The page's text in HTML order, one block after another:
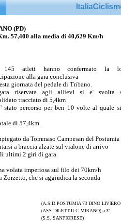
(PD)
57,400 alla media di 40,629 Km/h
145 atleti hanno confermato la
alla gara conclusiva
giornata del pedale di Tribano.
riservata agli allievi si e' svolta
tracciato di 5,4km
stato percorso per ben 10 volte al quale
di 57,4km.
da Tommaso Campesan del Postumia
a braccia alzate sul vialone di arrivo
ultimi 2 giri di gara.
volata imperiosa sul filo dei 70km/h
che si aggiudica la seconda
(A.S.D.POSTUMIA 73 DINO
(ASS.DILETT.U.C.MIRANO) a 3"
(S.S. SANFIORESE)